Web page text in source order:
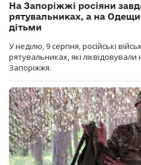
На Запоріжжі росіяни
рятувальниках, а на
дітьми
У неділю, 9 серпня, російські
рятувальниках, які ліквідовували
Запоріжжя.